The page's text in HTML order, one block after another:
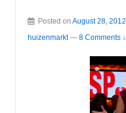
Posted on August 28, 2012
huizenmarkt — 8 Comments ↓